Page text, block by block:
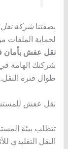
بصفتناشركة نقل
لحماية الملفات
نقل عفش بأمان
شركتك الهامة في
طوال فترة النقل.
نقل عفش
تتطلب بيئة
النقل التقليدي